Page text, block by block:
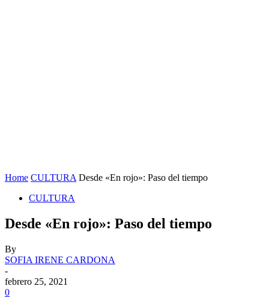
Home CULTURA Desde «En rojo»: Paso del tiempo
CULTURA
Desde «En rojo»: Paso del tiempo
By
SOFIA IRENE CARDONA
-
febrero 25, 2021
0